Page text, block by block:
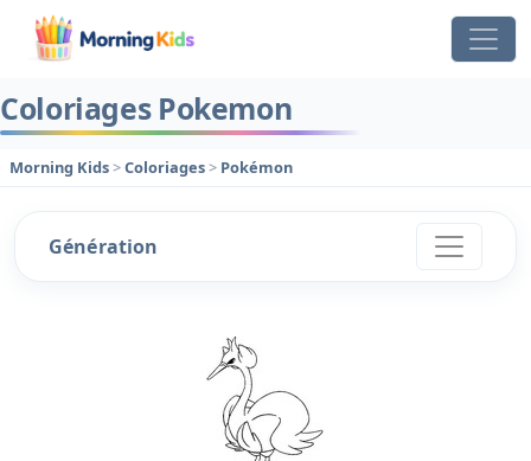
Coloriages Pokemon
Morning Kids>Coloriages> Pokémon
Génération